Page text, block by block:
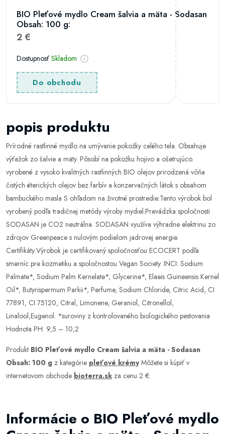
BIO Pleťové mydlo Cream šalvia a mäta - Sodasan
Obsah: 100 g:
2 €
Dostupnosť Skladom
Do obchodu
popis produktu
Prírodné rastlinné mydlo na umývanie pokožky celého tela. Obsahuje
výťažok zo šalvie a mäty. Pôsobí na pokožku hojivo a ošetrujúco.
vyrobené z vysoko kvalitných rastlinných BIO olejov prirodzená vôňa
čistých éterických olejov bez farbív a konzervačných látok s obsahom
bambuckého masla S ohľadom na životné prostredie:Tento výrobok bol
vyrobený podľa tradičnej metódy výroby mydiel.Prevádzka spoločnosti
SODASAN je CO2 neutrálna. SODASAN využíva výhradne elektrinu zo
zdrojov Greenpeace s nulovým podielom jadrovej energie.
Certifikáty:Výrobok je certifikovaný spoločnosťou ECOCERT podľa
smerníc pre kozmetiku a spoločnostou Vegan Society. INCI: Sodium
Palmate*, Sodium Palm Kernelate*, Glycerine*, Elaeis Guineensis Kernel
Oil*, Butyrispermum Parkii*, Perfume, Sodium Chloride, Citric Acid, CI
77891, CI 75120, Citral, Limonene, Geraniol, Citronellol,
Linalool,Eugenol. *suroviny z kontrolovaného biologického pestovania
Hodnota PH: 9,5 – 10,2
Produkt BIO Pleťové mydlo Cream šalvia a mäta - Sodasan
Obsah: 100 g z kategórie pleťové krémyMôžete si kúpiť v
internetovom obchode bioterra.sk za cenu 2 €.
Informácie o BIO Pleťové mydlo